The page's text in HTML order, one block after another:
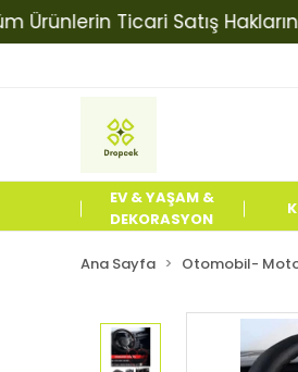
Ticari Satış Haklarına
EV & YAŞAM &
DEKORASYON
Ana Sayfa Otomobil-